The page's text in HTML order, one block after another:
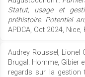
Statut, usage et
préhistoire. Potentiel
APDCA, Oct 2024, Nice,
Audrey Roussel, Lionel
Brugal. Homme, Gibier
regards sur la gestion